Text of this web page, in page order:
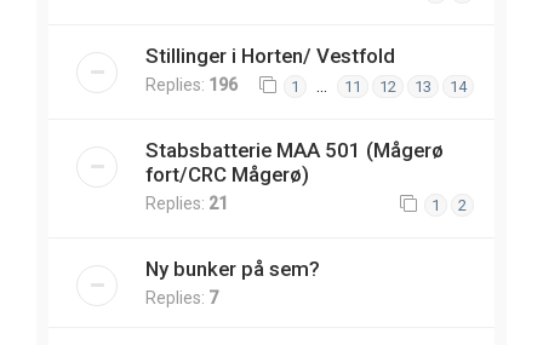
Stillinger i Horten/ Vestfold
Replies: 196 1 11 12 13 14
Stabsbatterie MAA 501 (Mågerø
fort/CRC Mågerø)
Replies: 21 1 2
Ny bunker på sem?
Replies: 7